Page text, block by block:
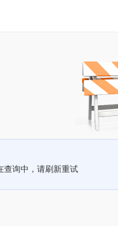
查询中，请刷新重试